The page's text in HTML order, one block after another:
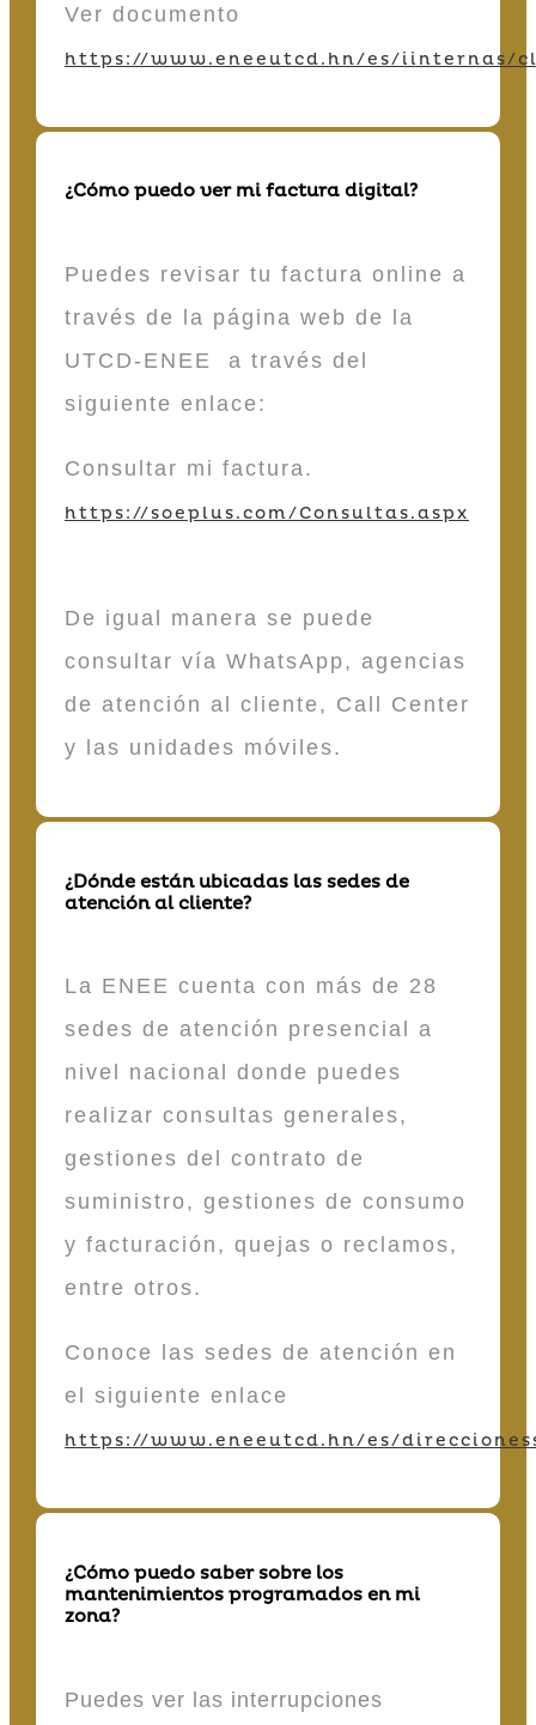
Ver documento
https://www.eneeutcd.hn/es/iinternas/
¿Cómo puedo ver mi factura digital?
Puedes revisar tu factura online a
través de la página web de la
UTCD-ENEE a través del
siguiente enlace:
Consultar mi factura.
https://soeplus.com/Consultas.aspx
De igual manera se puede
consultar vía WhatsApp, agencias
de atención al cliente, Call Center
y las unidades móviles.
¿Dónde están ubicadas las sedes de
atención al cliente?
La ENEE cuenta con más de 28
sedes de atención presencial a
nivel nacional donde puedes
realizar consultas generales,
gestiones del contrato de
suministro, gestiones de consumo
y facturación, quejas o reclamos,
entre otros.
Conoce las sedes de atención en
el siguiente enlace
https://www.eneeutcd.hn/es/
¿Cómo puedo saber sobre los
mantenimientos programados en mi
zona?
Puedes ver las interrupciones